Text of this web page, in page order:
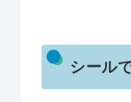
シール